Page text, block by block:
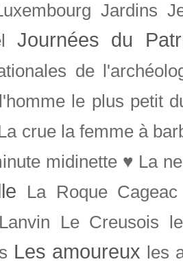
Jardins
Journées du
de
l'homme le plus petit
crue la femme à
midinette ♥ La
La Roque Cageac
Lanvin Le Creusois
Les amoureux
les